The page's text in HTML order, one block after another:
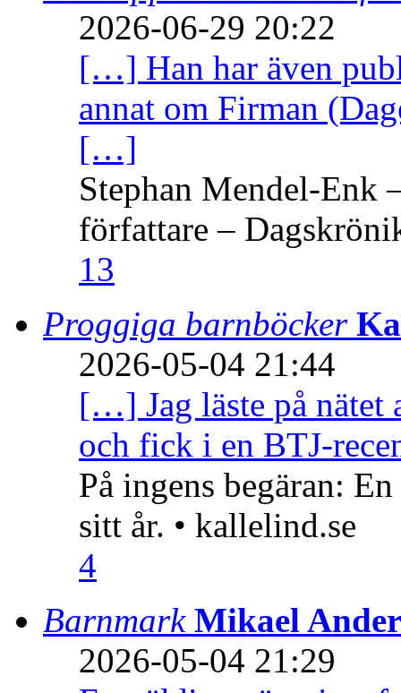
2026-06-29 20:22
[…] Han har även
annat om Firman
[…]
Stephan Mendel-Enk
författare –
13
Proggiga barnböcker
2026-05-04 21:44
[…] Jag läste på nätet
och fick i en BTJ-
På ingens begäran:
sitt år. • kallelind.se
4
Barnmark Mikael
2026-05-04 21:29